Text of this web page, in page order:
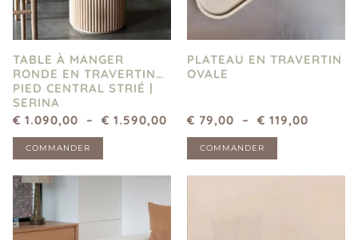
TABLE À MANGER
RONDE EN TRAVERTIN
PIED CENTRAL STRIÉ |
SERINA
€ 1.090,00 – € 1.590,00
COMMANDER
PLATEAU EN TRAVERTIN
OVALE
€ 79,00 – € 119,00
COMMANDER